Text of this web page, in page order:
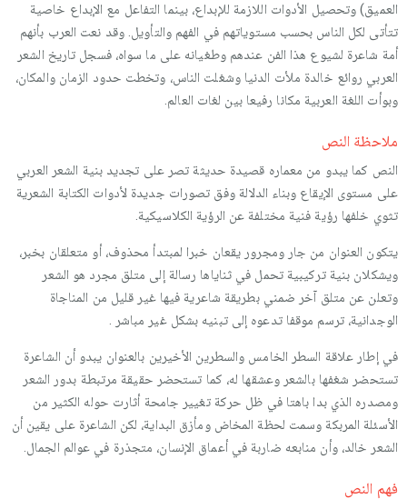
العميق) وتحصيل الأدوات اللازمة للإبداع، بينما التفاعل مع الإبداع خاصية
تتأتى لكل الناس بحسب مستوياتهم في الفهم والتأويل. وقد نعت العرب بأنهم
أمة شاعرة لشيوع هذا الفن عندهم وطغيانه على ما سواه، فسجل تاريخ الشعر
العربي روائع خالدة ملأت الدنيا وشغلت الناس، وتخطت حدود الزمان والمكان،
وبوأت اللغة العربية مكانا رفيعا بين لغات العالم.
ملاحظة النص
النص كما يبدو من معماره قصيدة حديثة تصر على تجديد بنية الشعر العربي
على مستوى الإيقاع وبناء الدلالة وفق تصورات جديدة لأدوات الكتابة الشعرية
تثوي خلفها رؤية فنية مختلفة عن الرؤية الكلاسيكية.
يتكون العنوان من جار ومجرور يقعان خبرا لمبتدأ محذوف، أو متعلقان بخبر،
ويشكلان بنية تركيبية تحمل في ثناياها رسالة إلى متلق مجرد هو الشعر
وتعلن عن متلق آخر ضمني بطريقة شاعرية فيها غير قليل من المناجاة
الوجدانية، ترسم موقفا تدعوه إلى تبنيه بشكل غير مباشر .
في إطار علاقة السطر الخامس والسطرين الأخيرين بالعنوان يبدو أن الشاعرة
تستحضر شغفها بالشعر وعشقها له، كما تستحضر حقيقة مرتبطة بدور الشعر
ومصدره الذي بدا باهتا في ظل حركة تغيير جامحة أثارت حوله الكثير من
الأسئلة المربكة وسمت لحظة المخاض ومأزق البداية، لكن الشاعرة على يقين أن
الشعر خالد، وأن منابعه ضاربة في أعماق الإنسان، متجذرة في عوالم الجمال.
فهم النص